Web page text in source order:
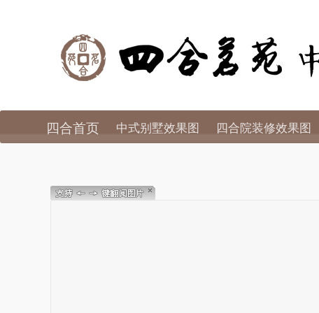
四合首页 中式别墅效果图 四合院装修效果图